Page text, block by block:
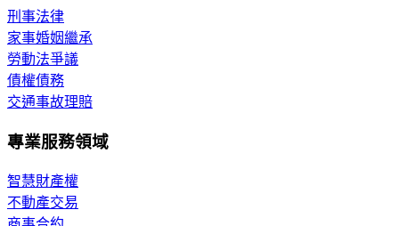
刑事法律
家事婚姻繼承
勞動法爭議
債權債務
交通事故理賠
專業服務領域
智慧財產權
不動產交易